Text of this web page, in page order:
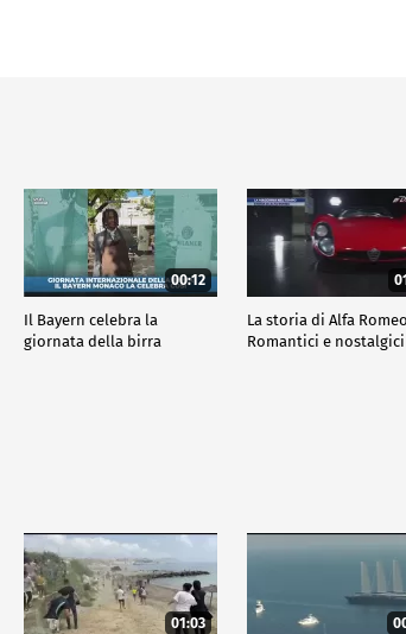
00:12
Il Bayern celebra la
giornata della birra
La storia di Alfa
Romantici e nostalgici
01:03